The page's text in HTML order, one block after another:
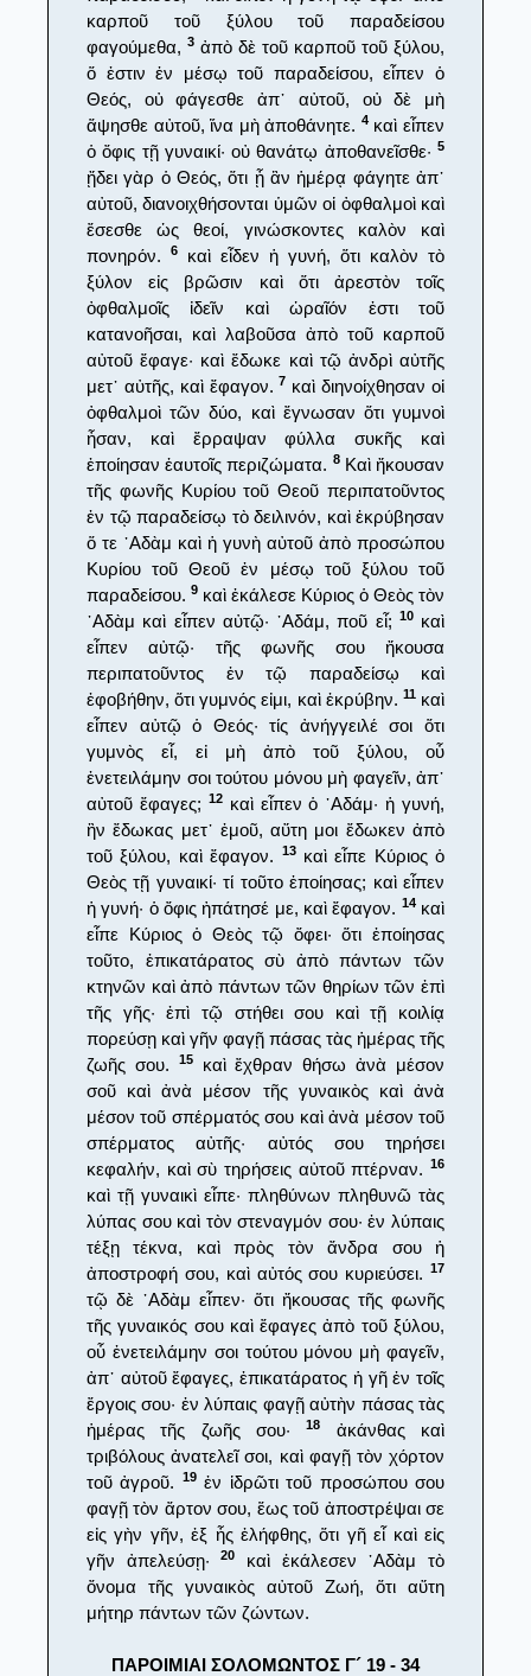
καρποῦ τοῦ ξύλου τοῦ παραδείσου
φαγούμεθα, 3 ἀπὸ δὲ τοῦ καρποῦ τοῦ ξύλου,
ὅ ἐστιν ἐν μέσῳ τοῦ παραδείσου, εἶπεν ὁ
Θεός, οὐ φάγεσθε ἀπ᾿ αὐτοῦ, οὐ δὲ μὴ
ἅψησθε αὐτοῦ, ἵνα μὴ ἀποθάνητε. 4καὶ εἶπεν
ὁ ὄφις τῇ γυναικί· οὐ θανάτῳ ἀποθανεῖσθε· 5
ᾔδει γὰρ ὁ Θεός, ὅτι ᾗ ἂν ἡμέρᾳ φάγητε ἀπ᾿
αὐτοῦ, διανοιχθήσονται ὑμῶν οἱ ὀφθαλμοὶ καὶ
ἔσεσθε ὡς θεοί, γινώσκοντες καλὸν καὶ
πονηρόν.
6
καὶ εἶδεν ἡ γυνή, ὅτι καλὸν τὸ
ξύλον εἰς βρῶσιν καὶ ὅτι ἀρεστὸν τοῖς
ὀφθαλμοῖς ἰδεῖν καὶ ὡραῖόν ἐστι τοῦ
κατανοῆσαι, καὶ λαβοῦσα ἀπὸ τοῦ καρποῦ
αὐτοῦ ἔφαγε· καὶ ἔδωκε καὶ τῷ ἀνδρὶ αὐτῆς
μετ᾿ αὐτῆς, καὶ ἔφαγον. 7 καὶ διηνοίχθησαν οἱ
ὀφθαλμοὶ τῶν δύο, καὶ ἔγνωσαν ὅτι γυμνοὶ
ἦσαν, καὶ ἔρραψαν φύλλα συκῆς καὶ
ἐποίησαν ἑαυτοῖς περιζώματα. 8Καὶ ἤκουσαν
τῆς φωνῆς Κυρίου τοῦ Θεοῦ περιπατοῦντος
ἐν τῷ παραδείσῳ τὸ δειλινόν, καὶ ἐκρύβησαν
ὅ τε ᾿Αδὰμ καὶ ἡ γυνὴ αὐτοῦ ἀπὸ προσώπου
Κυρίου τοῦ Θεοῦ ἐν μέσῳ τοῦ ξύλου τοῦ
παραδείσου. 9 καὶ ἐκάλεσε Κύριος ὁ Θεὸς τὸν
᾿Αδὰμ καὶ εἶπεν αὐτῷ· ᾿Αδάμ, ποῦ εἶ; 10καὶ
εἶπεν αὐτῷ· τῆς φωνῆς σου ἤκουσα
περιπατοῦντος ἐν τῷ παραδείσῳ καὶ
ἐφοβήθην, ὅτι γυμνός εἰμι, καὶ ἐκρύβην. 11καὶ
εἶπεν αὐτῷ ὁ Θεός· τίς ἀνήγγειλέ σοι ὅτι
γυμνὸς εἶ, εἰ μὴ ἀπὸ τοῦ ξύλου, οὗ
ἐνετειλάμην σοι τούτου μόνου μὴ φαγεῖν, ἀπ᾿
αὐτοῦ ἔφαγες; 12καὶ εἶπεν ὁ ᾿Αδάμ· ἡ γυνή,
ἣν ἔδωκας μετ᾿ ἐμοῦ, αὕτη μοι ἔδωκεν ἀπὸ
τοῦ ξύλου, καὶ ἔφαγον.
13καὶ εἶπε Κύριος ὁ
Θεὸς τῇ γυναικί· τί τοῦτο ἐποίησας; καὶ εἶπεν
ἡ γυνή· ὁ ὄφις ἠπάτησέ με, καὶ ἔφαγον. 14καὶ
εἶπε Κύριος ὁ Θεὸς τῷ ὄφει· ὅτι ἐποίησας
τοῦτο, ἐπικατάρατος σὺ ἀπὸ πάντων τῶν
κτηνῶν καὶ ἀπὸ πάντων τῶν θηρίων τῶν ἐπὶ
τῆς γῆς· ἐπὶ τῷ στήθει σου καὶ τῇ κοιλίᾳ
πορεύσῃ καὶ γῆν φαγῇ πάσας τὰς ἡμέρας τῆς
ζωῆς σου.
15καὶ ἔχθραν θήσω ἀνὰ μέσον
σοῦ καὶ ἀνὰ μέσον τῆς γυναικὸς καὶ ἀνὰ
μέσον τοῦ σπέρματός σου καὶ ἀνὰ μέσον τοῦ
σπέρματος αὐτῆς· αὐτός σου τηρήσει
κεφαλήν, καὶ σὺ τηρήσεις αὐτοῦ πτέρναν. 16
καὶ τῇ γυναικὶ εἶπε· πληθύνων πληθυνῶ τὰς
λύπας σου καὶ τὸν στεναγμόν σου· ἐν λύπαις
τέξῃ τέκνα, καὶ πρὸς τὸν ἄνδρα σου ἡ
ἀποστροφή σου, καὶ αὐτός σου κυριεύσει. 17
τῷ δὲ ᾿Αδὰμ εἶπεν· ὅτι ἤκουσας τῆς φωνῆς
τῆς γυναικός σου καὶ ἔφαγες ἀπὸ τοῦ ξύλου,
οὗ ἐνετειλάμην σοι τούτου μόνου μὴ φαγεῖν,
ἀπ᾿ αὐτοῦ ἔφαγες, ἐπικατάρατος ἡ γῆ ἐν τοῖς
ἔργοις σου· ἐν λύπαις φαγῇ αὐτὴν πάσας τὰς
ἡμέρας τῆς ζωῆς σου·18
ἀκάνθας καὶ
τριβόλους ἀνατελεῖ σοι, καὶ φαγῇ τὸν χόρτον
τοῦ ἀγροῦ.
19ἐν ἱδρῶτι τοῦ προσώπου σου
φαγῇ τὸν ἄρτον σου, ἕως τοῦ ἀποστρέψαι σε
εἰς γὴν γῆν, ἐξ ἧς ἐλήφθης, ὅτι γῆ εἶ καὶ εἰς
γῆν ἀπελεύσῃ·20
καὶ ἐκάλεσεν ᾿Αδὰμ τὸ
ὄνομα τῆς γυναικὸς αὐτοῦ Ζωή, ὅτι αὕτη
μήτηρ πάντων τῶν ζώντων.
ΠΑΡΟΙΜΙΑΙ ΣΟΛΟΜΩΝΤΟΣ Γ´ 19 - 34